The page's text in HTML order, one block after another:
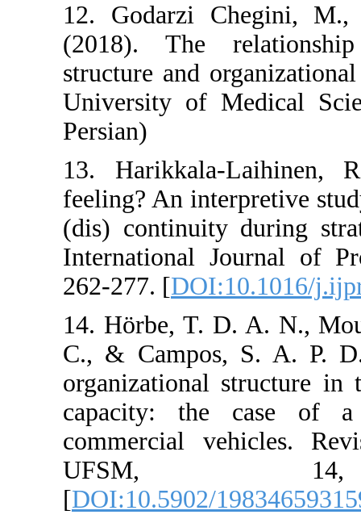
12. Godarzi
(2018). The
structure and
University of
13.
feeling? An
(dis) continuity
International
262-277. [
14. Hörbe, T.
C., &
organizational
capacity: the
commercial
[DOI:10.5902/